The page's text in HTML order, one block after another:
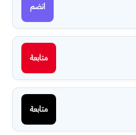
انضم
متابعة
متابعة